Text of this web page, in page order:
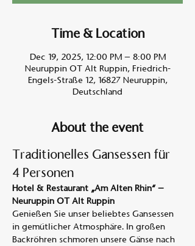
Time & Location
Dec 19, 2025, 12:00 PM – 8:00 PM
Neuruppin OT Alt Ruppin, Friedrich-
Engels-Straße 12, 16827 Neuruppin,
Deutschland
About the event
Traditionelles Gansessen für
4 Personen
Hotel & Restaurant „Am Alten Rhin“ –
Neuruppin OT Alt Ruppin
Genießen Sie unser beliebtes Gansessen
in gemütlicher Atmosphäre. In großen
Backröhren schmoren unsere Gänse nach